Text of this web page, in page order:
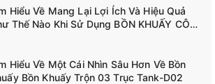
Hiểu Về Mang Lại Lợi Ích Và Hiệu Quả
Thế Nào Khi Sử Dụng BỒN KHUẤY CÔNG
Hiểu Về Một Cái Nhìn Sâu Hơn Về Bồn
Bồn Khuấy Trộn 03 Trục Tank-D02